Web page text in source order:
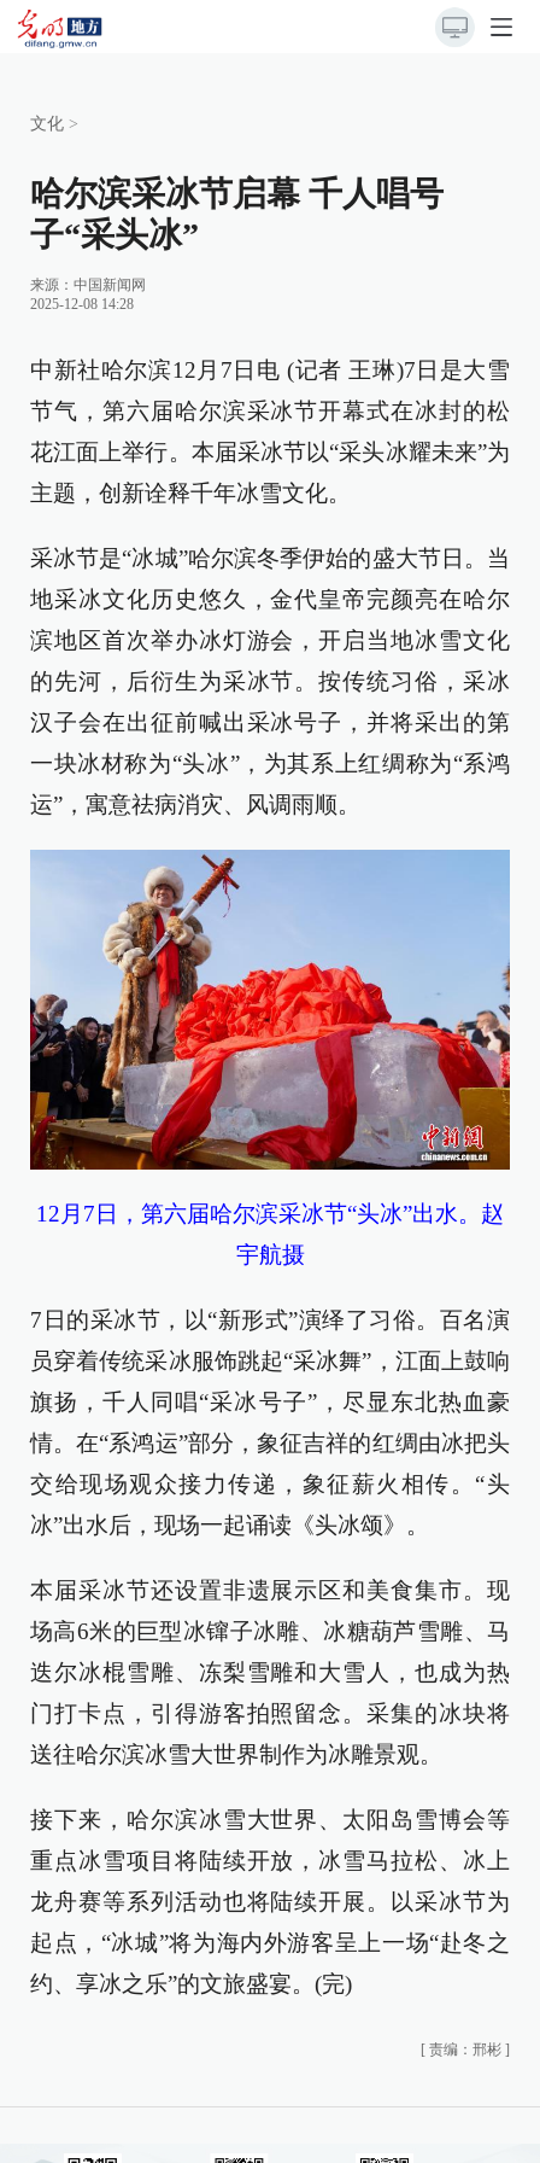
文化 >
哈尔滨采冰节启幕 千人唱号
子“采头冰”
来源： 中国新闻网
2025-12-08 14:28
中新社哈尔滨12月7日电 (记者 王琳)7日是大雪
节气，第六届哈尔滨采冰节开幕式在冰封的松
花江面上举行。本届采冰节以“采头冰耀未来”为
主题，创新诠释千年冰雪文化。
采冰节是“冰城”哈尔滨冬季伊始的盛大节日。当
地采冰文化历史悠久，金代皇帝完颜亮在哈尔
滨地区首次举办冰灯游会，开启当地冰雪文化
的先河，后衍生为采冰节。按传统习俗，采冰
汉子会在出征前喊出采冰号子，并将采出的第
一块冰材称为“头冰”，为其系上红绸称为“系鸿
运”，寓意祛病消灾、风调雨顺。
12月7日，第六届哈尔滨采冰节“头冰”出水。赵
宇航摄
7日的采冰节，以“新形式”演绎了习俗。百名演
员穿着传统采冰服饰跳起“采冰舞”，江面上鼓响
旗扬，千人同唱“采冰号子”，尽显东北热血豪
情。在“系鸿运”部分，象征吉祥的红绸由冰把头
交给现场观众接力传递，象征薪火相传。“头
冰”出水后，现场一起诵读《头冰颂》。
本届采冰节还设置非遗展示区和美食集市。现
场高6米的巨型冰镩子冰雕、冰糖葫芦雪雕、马
迭尔冰棍雪雕、冻梨雪雕和大雪人，也成为热
门打卡点，引得游客拍照留念。采集的冰块将
送往哈尔滨冰雪大世界制作为冰雕景观。
接下来，哈尔滨冰雪大世界、太阳岛雪博会等
重点冰雪项目将陆续开放，冰雪马拉松、冰上
龙舟赛等系列活动也将陆续开展。以采冰节为
起点，“冰城”将为海内外游客呈上一场“赴冬之
约、享冰之乐”的文旅盛宴。(完)
[ 责编：邢彬 ]